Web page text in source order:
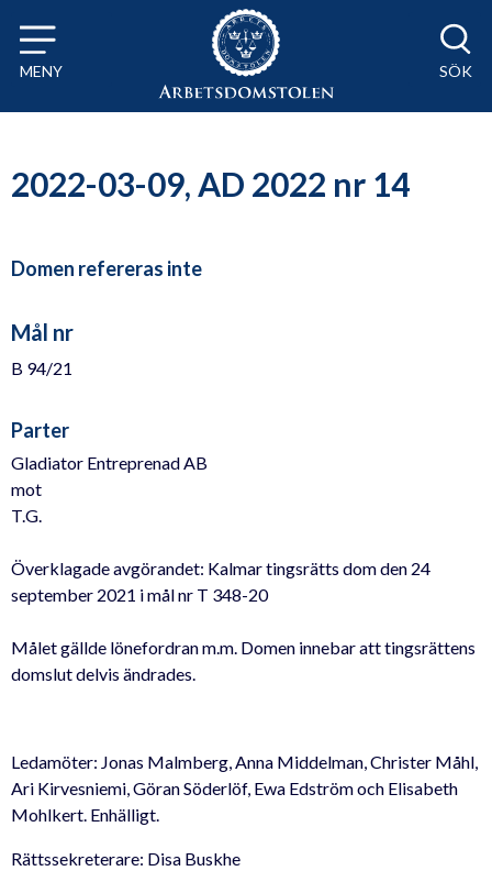
Till innehåll på sidan x
MENY SÖK
2022-03-09, AD 2022 nr 14
Domen refereras inte
Mål nr
B 94/21
Parter
Gladiator Entreprenad AB
mot
T.G.
Överklagade avgörandet: Kalmar tingsrätts dom den 24
september 2021 i mål nr T 348-20
Målet gällde lönefordran m.m. Domen innebar att tingsrättens
domslut delvis ändrades.
Ledamöter: Jonas Malmberg, Anna Middelman, Christer Måhl,
Ari Kirvesniemi, Göran Söderlöf, Ewa Edström och Elisabeth
Mohlkert. Enhälligt.
Rättssekreterare: Disa Buskhe